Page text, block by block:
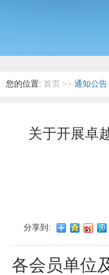
您的位置: 首页 >> 通知公告
关于开展卓
分享到:
各会员单位